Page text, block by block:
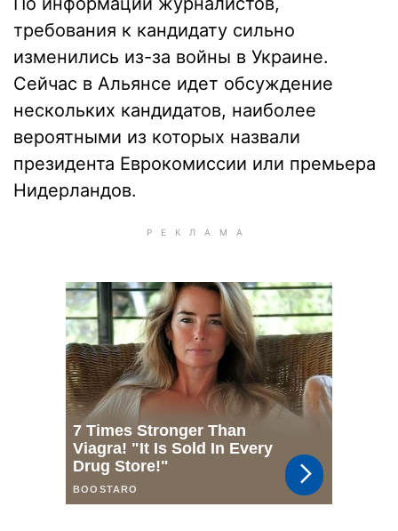
требования к кандидату сильно
изменились из-за войны в Украине.
Сейчас в Альянсе идет обсуждение
нескольких кандидатов, наиболее
вероятными из которых назвали
президента Еврокомиссии или премьера
Нидерландов.